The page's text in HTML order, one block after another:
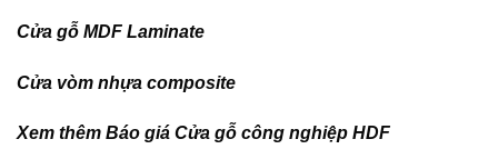
Cửa gỗ MDF Laminate
Cửa vòm nhựa composite
Xem thêm Báo giá Cửa gỗ công nghiệp HDF